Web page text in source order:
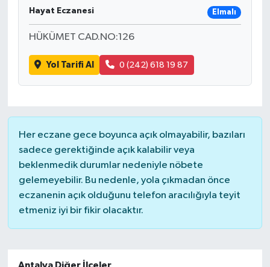
Hayat Eczanesi Elmalı
HÜKÜMET CAD.NO:126
Yol Tarifi Al 0 (242) 618 19 87
Her eczane gece boyunca açık olmayabilir, bazıları
sadece gerektiğinde açık kalabilir veya
beklenmedik durumlar nedeniyle nöbete
gelemeyebilir. Bu nedenle, yola çıkmadan önce
eczanenin açık olduğunu telefon aracılığıyla teyit
etmeniz iyi bir fikir olacaktır.
Antalya Diğer İlçeler
Aydın Müftülüğü
Bartın Müftülüğü
Batman Müftülüğü
Bayburt Müftülüğü
Mukabele
Ramazan
Sahabeler
Zekat
DİYANET GENÇLİK
DEPREM
Dünya
Eğitim